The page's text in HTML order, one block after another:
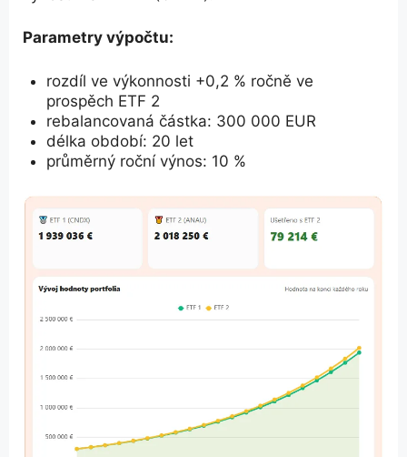
Parametry výpočtu:
rozdíl ve výkonnosti +0,2 % ročně ve
prospěch ETF 2
rebalancovaná částka: 300 000 EUR
délka období: 20 let
průměrný roční výnos: 10 %